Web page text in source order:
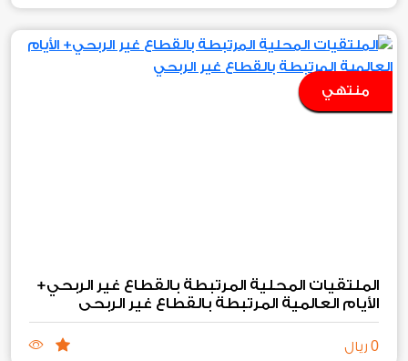
منتهي
الملتقيات المحلية المرتبطة بالقطاع غير الربحي+
الأيام العالمية المرتبطة بالقطاع غير الربحي
0 ريال